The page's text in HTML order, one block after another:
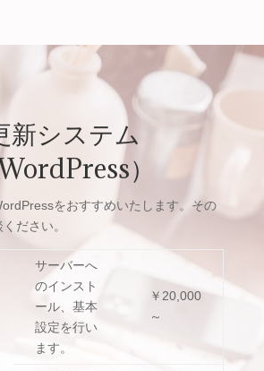
新システム
WordPress）
をおすすめいたします。その
ださい。
サーバーへ
のインスト
ール、基本
設定を行い
ます。
￥20,000
～